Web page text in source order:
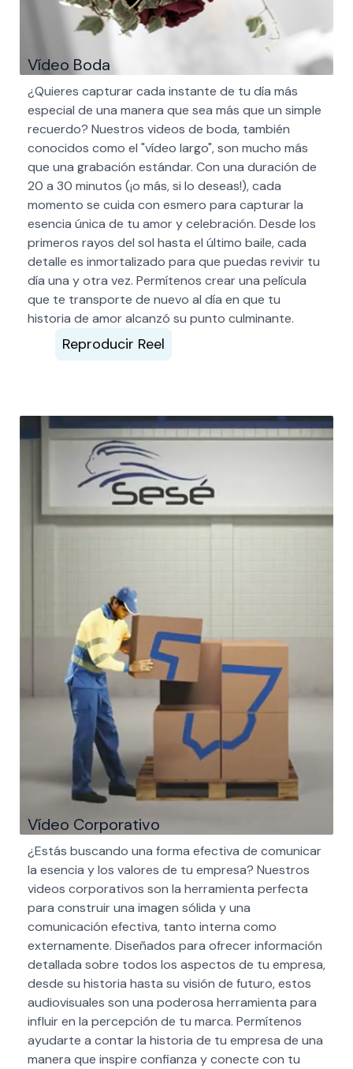
Vídeo Boda
¿Quieres capturar cada instante de tu día más
especial de una manera que sea más que un simple
recuerdo? Nuestros videos de boda, también
conocidos como el "vídeo largo", son mucho más
que una grabación estándar. Con una duración de
20 a 30 minutos (¡o más, si lo deseas!), cada
momento se cuida con esmero para capturar la
esencia única de tu amor y celebración. Desde los
primeros rayos del sol hasta el último baile, cada
detalle es inmortalizado para que puedas revivir tu
día una y otra vez. Permítenos crear una película
que te transporte de nuevo al día en que tu
historia de amor alcanzó su punto culminante.
Reproducir Reel
Vídeo Corporativo
¿Estás buscando una forma efectiva de comunicar
la esencia y los valores de tu empresa? Nuestros
videos corporativos son la herramienta perfecta
para construir una imagen sólida y una
comunicación efectiva, tanto interna como
externamente. Diseñados para ofrecer información
detallada sobre todos los aspectos de tu empresa,
desde su historia hasta su visión de futuro, estos
audiovisuales son una poderosa herramienta para
influir en la percepción de tu marca. Permítenos
ayudarte a contar la historia de tu empresa de una
manera que inspire confianza y conecte con tu